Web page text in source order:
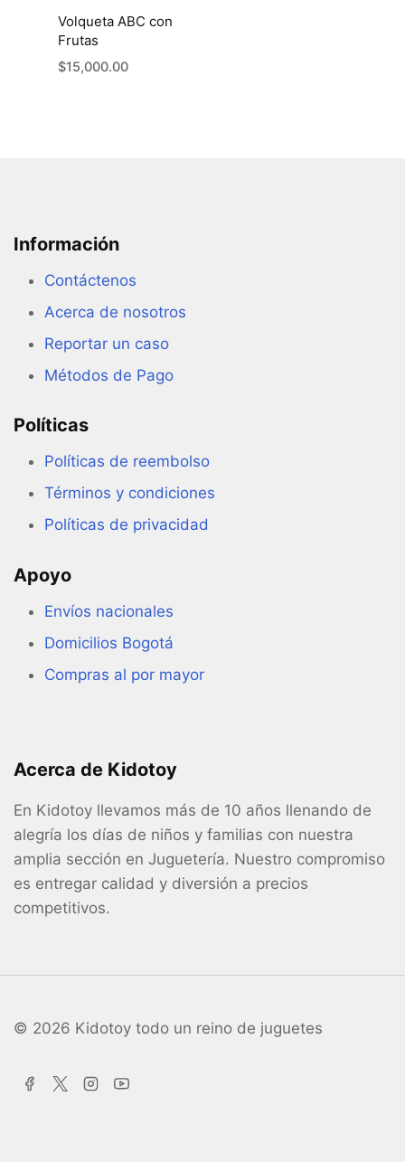
Volqueta ABC con
Frutas
$15,000.00
Información
Contáctenos
Acerca de nosotros
Reportar un caso
Métodos de Pago
Políticas
Políticas de reembolso
Términos y condiciones
Políticas de privacidad
Apoyo
Envíos nacionales
Domicilios Bogotá
Compras al por mayor
Acerca de Kidotoy
En Kidotoy llevamos más de 10 años llenando de
alegría los días de niños y familias con nuestra
amplia sección en Juguetería. Nuestro compromiso
es entregar calidad y diversión a precios
competitivos.
© 2026 Kidotoy todo un reino de juguetes